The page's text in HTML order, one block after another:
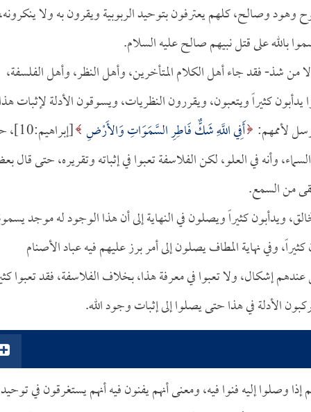
وهود وصالح، كلهم يعترفون بتوحيد الربوبية ويقرون به ولا
بالله على قتل نبيهم صالح عليه السلام.
من شذ- فقد جاء أهل الكلام المتأخرين، وأهل النظر، وأهل الفلسفة،
كثيراً ويتعبون، ويقررون النظريات، ويسوقون الأدلة لإثبات
لأممهم: أَفِي اللَّهِ شَكٌّ فَاطِرِ السَّمَوَاتِ وَالأَرْضِ
وأنه في العلو، لكن الفلاسفة تعبوا في إثباته وتقريره، حتى قال
من السمع.
ويدأبون كثيراً ويصلون في النهاية إلى أن هذا الوجود له موجد
وفي نهاية المطاف يصلون إلى أمر برز عليهم فيه عباد الأصنام
إشكال، ولا تعبوا في معرفة هذا، بخلاف الفلاسفة، فقد تعبوا
الأدلة في هذا حتى يصلوا إلى إثبات وجود الله.
وصلوا إليه فنوا فيه، ومعنى أنهم يفنون فيه أنهم يستغرقون في توحيد